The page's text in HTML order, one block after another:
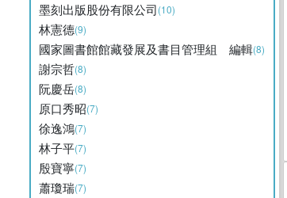
墨刻出版股份有限公司(10)
林憲德(9)
國家圖書館館藏發展及書目管理組 編輯(8)
謝宗哲(8)
阮慶岳(8)
原口秀昭(7)
徐逸鴻(7)
林子平(7)
殷寶寧(7)
蕭瓊瑞(7)